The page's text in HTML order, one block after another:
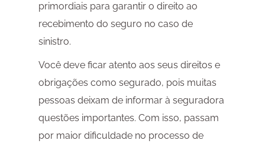
primordiais para garantir o direito ao
recebimento do seguro no caso de
sinistro.
Você deve ficar atento aos seus direitos e
obrigações como segurado, pois muitas
pessoas deixam de informar à seguradora
questões importantes. Com isso, passam
por maior dificuldade no processo de